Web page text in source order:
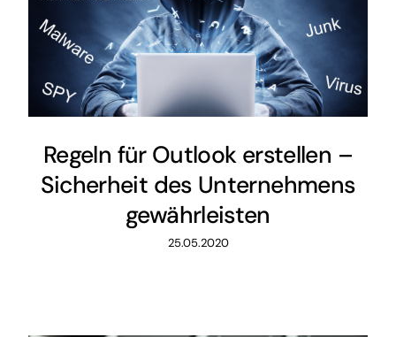
Regeln für Outlook erstellen –
Sicherheit des Unternehmens
gewährleisten
25.05.2020